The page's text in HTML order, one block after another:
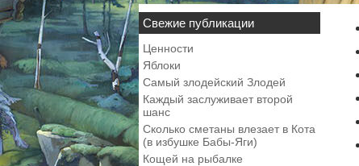
Свежие публикации
Ценности
Яблоки
Самый злодейский Злодей
Каждый заслуживает второй
шанс
Сколько сметаны влезает в Кота
(в избушке Бабы-Яги)
Кощей на рыбалке